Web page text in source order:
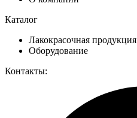
Каталог
Лакокрасочная продукция
Оборудование
Контакты: